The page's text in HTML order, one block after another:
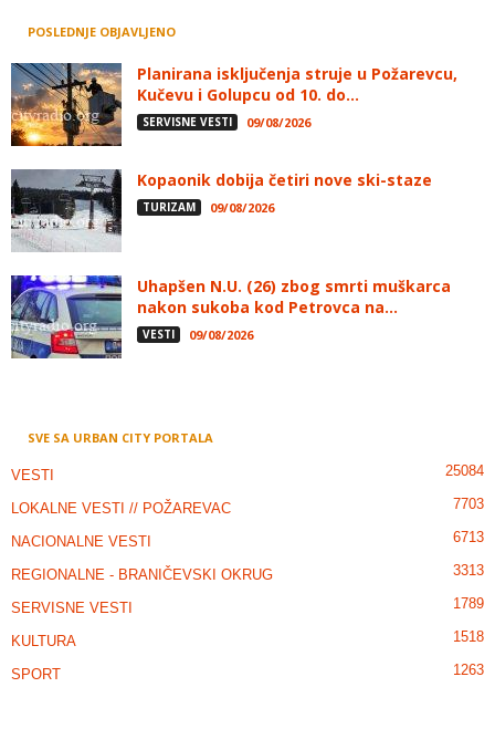
POSLEDNJE OBJAVLJENO
Planirana isključenja struje u Požarevcu,
Kučevu i Golupcu od 10. do...
SERVISNE VESTI 09/08/2026
Kopaonik dobija četiri nove ski-staze
TURIZAM 09/08/2026
Uhapšen N.U. (26) zbog smrti muškarca
nakon sukoba kod Petrovca na...
VESTI 09/08/2026
SVE SA URBAN CITY PORTALA
VESTI 25084
LOKALNE VESTI // POŽAREVAC 7703
NACIONALNE VESTI 6713
REGIONALNE - BRANIČEVSKI OKRUG 3313
SERVISNE VESTI 1789
KULTURA 1518
SPORT 1263